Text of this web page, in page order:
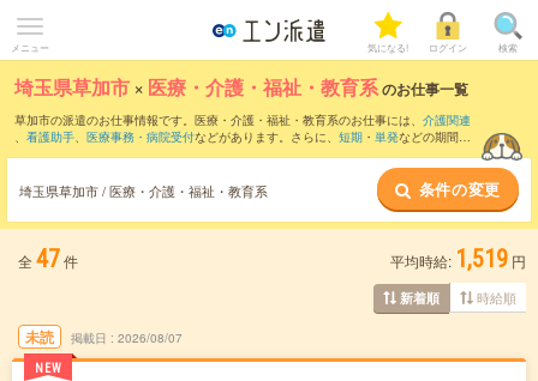
メニュー 気になる! ログイン 検索
埼玉県草加市 × 医療・介護・福祉・教育系のお仕事一覧
草加市の派遣のお仕事情報です。医療・介護・福祉・教育系のお仕事には、 介護関連
、 看護助手、 医療事務・病院受付などがあります。さらに、 短期 ・ 単発などの期間
埼玉県草加市 / 医療・介護・福祉・教育系 条件の変更
全 47件 平均時給: 1,519 円
新着順 時給順
未読
NEW
掲載日 2026/08/07